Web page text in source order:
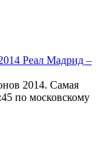
Реал Мадрид –
2014. Самая
по московскому